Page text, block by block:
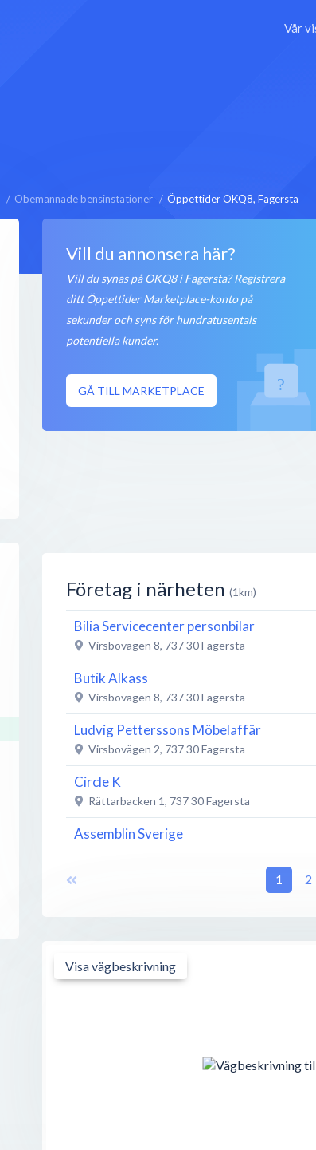
Vår
Obemannade bensinstationer Öppettider OKQ8, Fagersta
Vill du annonsera här?
Vill du synas på OKQ8 i Fagersta? Registrera
ditt Öppettider Marketplace-konto på
sekunder och syns för hundratusentals
potentiella kunder.
GÅ TILL MARKETPLACE
Företag i närheten (1km)
Bilia Servicecenter personbilar
Virsbovägen 8, 737 30Fagersta
Butik Alkass
Virsbovägen 8, 737 30Fagersta
Ludvig Petterssons Möbelaffär
Virsbovägen 2, 737 30Fagersta
Circle K
Rättarbacken 1, 737 30Fagersta
Assemblin Sverige
Fagersta PLC AB
737 30Fagersta
1 2
Visa vägbeskrivning